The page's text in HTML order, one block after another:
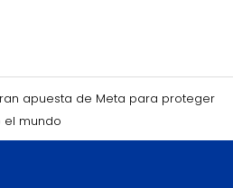
apuesta de Meta para proteger
mundo